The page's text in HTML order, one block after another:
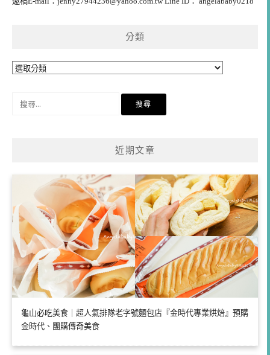
分類
分
近期文章
龜山必吃美食｜超人氣排隊老字號麵包店『金時代專業烘焙』預購
金時代、團購傳奇美食